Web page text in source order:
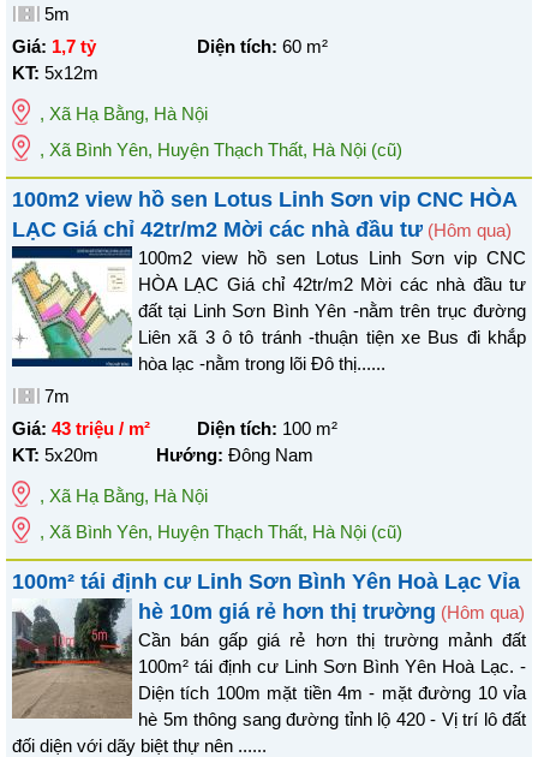
5m
Giá: 1,7 tỷ Diện tích: 60 m²
KT: 5x12m
, Xã Hạ Bằng, Hà Nội
, Xã Bình Yên, Huyện Thạch Thất, Hà Nội (cũ)
100m2 view hồ sen Lotus Linh Sơn vip CNC HÒA
LẠC Giá chỉ 42tr/m2 Mời các nhà đầu tư (Hôm qua)
100m2 view hồ sen Lotus Linh Sơn vip CNC
HÒA LẠC Giá chỉ 42tr/m2 Mời các nhà đầu tư
đất tại Linh Sơn Bình Yên -nằm trên trục đường
Liên xã 3 ô tô tránh -thuận tiện xe Bus đi khắp
hòa lạc -nằm trong lõi Đô thị......
7m
Giá: 43 triệu / m² Diện tích: 100 m²
KT: 5x20m Hướng: Đông Nam
, Xã Hạ Bằng, Hà Nội
, Xã Bình Yên, Huyện Thạch Thất, Hà Nội (cũ)
100m² tái định cư Linh Sơn Bình Yên Hoà Lạc Vỉa
hè 10m giá rẻ hơn thị trường (Hôm qua)
Cần bán gấp giá rẻ hơn thị trường mảnh đất
100m² tái định cư Linh Sơn Bình Yên Hoà Lạc. -
Diện tích 100m mặt tiền 4m - mặt đường 10 vỉa
hè 5m thông sang đường tỉnh lộ 420 - Vị trí lô đất
đối diện với dãy biệt thự nên ......